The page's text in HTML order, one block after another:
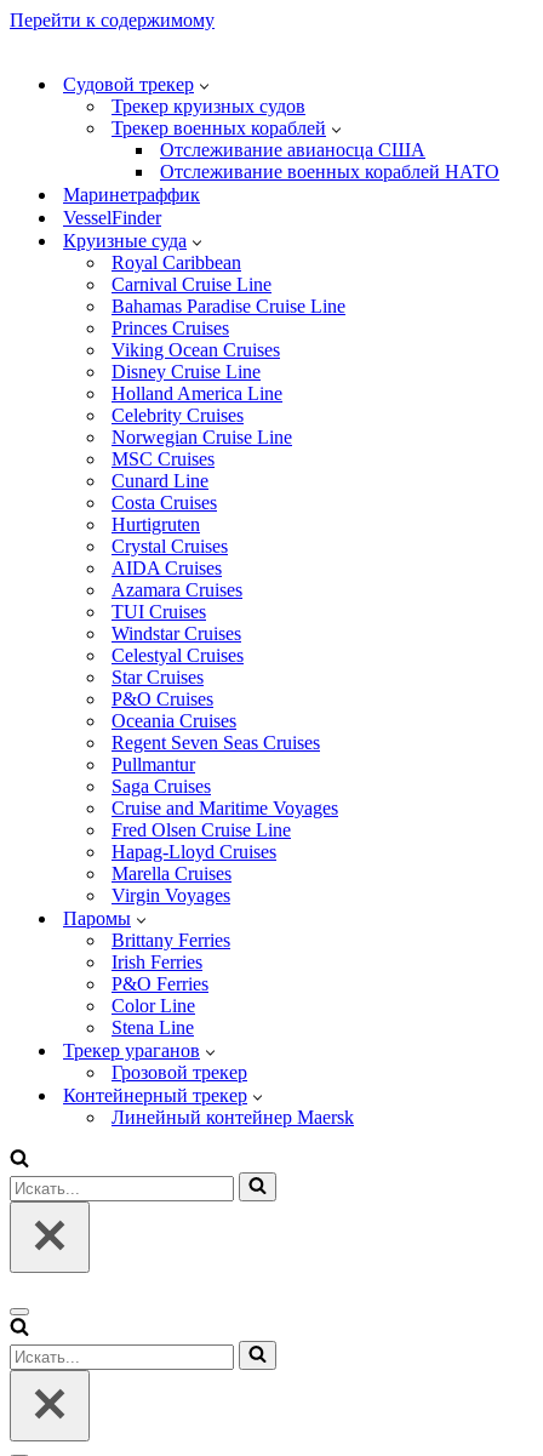
Перейти к содержимому
Судовой трекер
Трекер круизных судов
Трекер военных кораблей
Отслеживание авианосца США
Отслеживание военных кораблей НАТО
Маринетраффик
VesselFinder
Круизные суда
Royal Caribbean
Carnival Cruise Line
Bahamas Paradise Cruise Line
Princes Cruises
Viking Ocean Cruises
Disney Cruise Line
Holland America Line
Celebrity Cruises
Norwegian Cruise Line
MSC Cruises
Cunard Line
Costa Cruises
Hurtigruten
Crystal Cruises
AIDA Cruises
Azamara Cruises
TUI Cruises
Windstar Cruises
Celestyal Cruises
Star Cruises
P&O Cruises
Oceania Cruises
Regent Seven Seas Cruises
Pullmantur
Saga Cruises
Cruise and Maritime Voyages
Fred Olsen Cruise Line
Hapag-Lloyd Cruises
Marella Cruises
Virgin Voyages
Паромы
Brittany Ferries
Irish Ferries
P&O Ferries
Color Line
Stena Line
Трекер ураганов
Грозовой трекер
Контейнерный трекер
Линейный контейнер Maersk
Искать...
Меню
навигации
Искать...